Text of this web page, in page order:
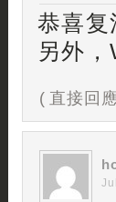
恭喜复
另外
( 直接回